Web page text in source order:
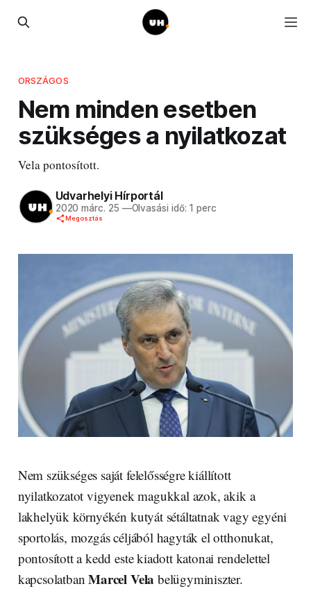
ORSZÁGOS
Nem minden esetben
szükséges a nyilatkozat
Vela pontosított.
Udvarhelyi Hírportál
2020 márc. 25 —Olvasási idő: 1 perc
Megosztás
Nem szükséges saját felelősségre kiállított
nyilatkozatot vigyenek magukkal azok, akik a
lakhelyük környékén kutyát sétáltatnak vagy egyéni
sportolás, mozgás céljából hagyták el otthonukat,
pontosított a kedd este kiadott katonai rendelettel
kapcsolatbanMarcel Vela belügyminiszter.